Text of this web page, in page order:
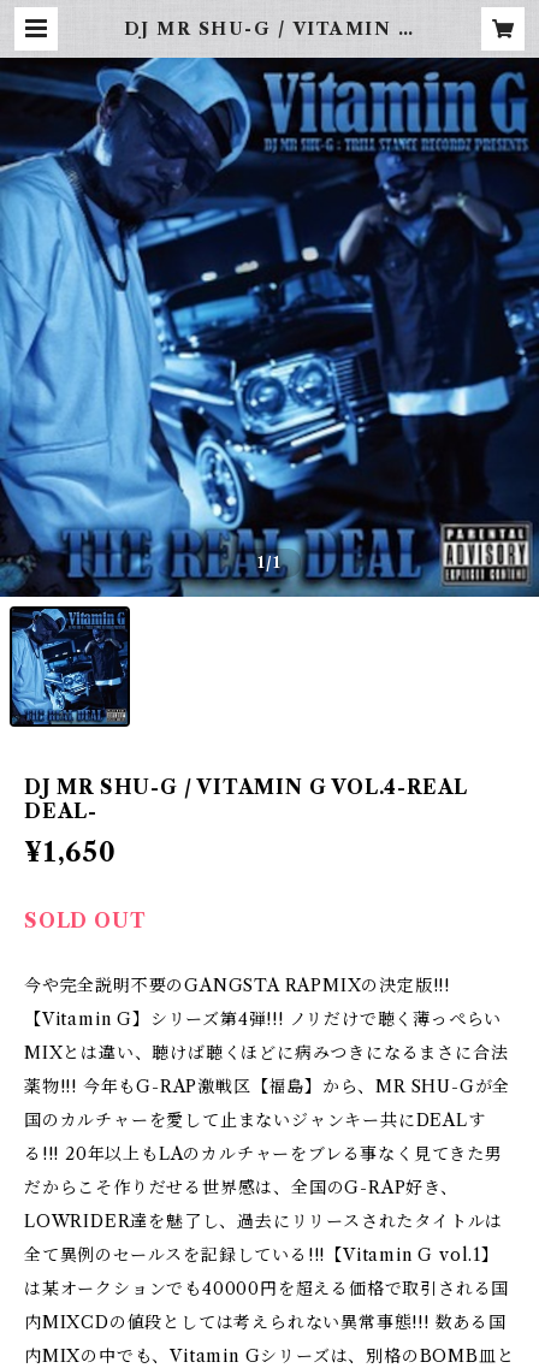
DJ MR SHU-G / VITAMIN G
NAL -LA STREET WEAR-
1/1
DJ MR SHU-G / VITAMIN G VOL.4-REAL
DEAL-
¥1,650
SOLD OUT
今や完全説明不要のGANGSTA RAPMIXの決定版!!!
【Vitamin G】シリーズ第4弾!!! ノリだけで聴く薄っぺらい
MIXとは違い、聴けば聴くほどに病みつきになるまさに合法
薬物!!! 今年もG-RAP激戦区【福島】から、MR SHU-Gが全
国のカルチャーを愛して止まないジャンキー共にDEALす
る!!! 20年以上もLAのカルチャーをブレる事なく見てきた男
だからこそ作りだせる世界感は、全国のG-RAP好き、
LOWRIDER達を魅了し、過去にリリースされたタイトルは
全て異例のセールスを記録している!!!【Vitamin G vol.1】
は某オークションでも40000円を超える価格で取引される国
内MIXCDの値段としては考えられない異常事態!!! 数ある国
内MIXの中でも、Vitamin Gシリーズは、別格のBOMB皿と